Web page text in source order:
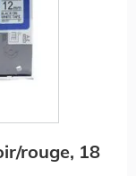
rouge, 18